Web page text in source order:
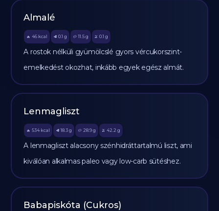
Almalé
🔥 46 kcal 🥩 0.1 g 🥔 11.5g 🫒 0.1 g
A rostok nélküli gyümölcslé gyors vércukorszint-
emelkedést okozhat, inkább egyek egész almát.
Lenmagliszt
🔥 534 kcal 🥩 18.3 g 🥔 28.9g 🫒 42.2 g
A lenmagliszt alacsony szénhidráttartalmú liszt, ami
kiválóan alkalmas paleo vagy low-carb sütéshez.
Babapiskóta (Cukros)